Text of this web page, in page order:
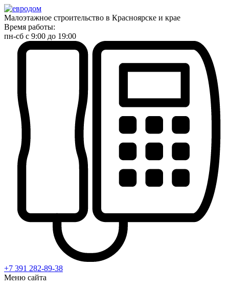
Малоэтажное строительство в Красноярске и крае
Время работы:
пн-сб с 9:00 до 19:00
+7 391 282-89-38
Меню сайта